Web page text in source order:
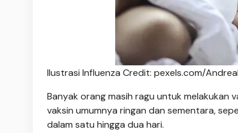
Ilustrasi Influenza Credit: pexels.com/
Banyak orang masih ragu untuk melakukan
vaksin umumnya ringan dan sementara,
dalam satu hingga dua hari.